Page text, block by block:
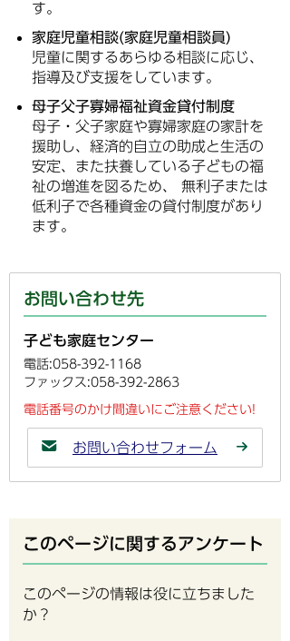
す。
家庭児童相談(家庭児童相談員)
児童に関するあらゆる相談に応じ、
指導及び支援をしています。
母子父子寡婦福祉資金貸付制度
母子・父子家庭や寡婦家庭の家計を
援助し、経済的自立の助成と生活の
安定、また扶養している子どもの福
祉の増進を図るため、 無利子または
低利子で各種資金の貸付制度があり
ます。
お問い合わせ先
子ども家庭センター
電話:058-392-1168
ファックス:058-392-2863
電話番号のかけ間違いにご注意ください!
お問い合わせフォーム
このページに関するアンケート
このページの情報は役に立ちました
か？